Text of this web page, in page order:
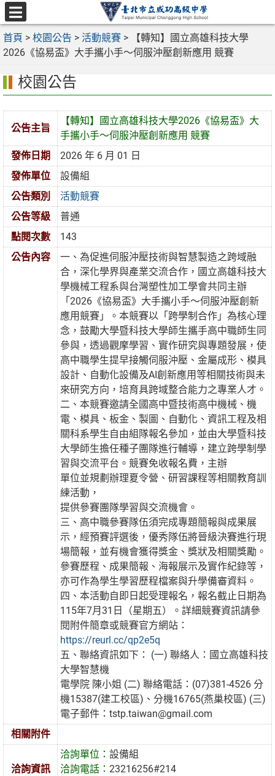
跳
至
主
要
區
選
單
首頁 > 校園公告 > 活動競賽 >
【轉知】國立高雄科技大學
2026《協易盃》大手攜小手～伺服沖壓創新應用 競賽
校園公告
公告主旨
【轉知】國立高雄科技大學2026《協易盃》大
手攜小手～伺服沖壓創新應用 競賽
發佈日期
2026 年 6 月 01 日
發佈單位
設備組
公告類別
活動競賽
公告等級
普通
點閱次數
143
公告內容
一、為促進伺服沖壓技術與智慧製造之跨域融
合，深化學界與產業交流合作，國立高雄科技大
學機械工程系與台灣塑性加工學會共同主辦
「2026《協易盃》大手攜小手～伺服沖壓創新
應用競賽」。本競賽以「跨學制合作」為核心理
念，鼓勵大學暨科技大學師生攜手高中職師生同
參與，透過觀摩學習、實作研究與專題發展，使
高中職學生提早接觸伺服沖壓、金屬成形、模具
設計、自動化設備及AI創新應用等相關技術與未
來研究方向，培育具跨域整合能力之專業人才。
二、本競賽邀請全國高中暨技術高中機械、機
電、模具、板金、製圖、自動化、資訊工程及相
關科系學生自由組隊報名參加，並由大學暨科技
大學師生擔任種子團隊進行輔導，建立跨學制學
習與交流平台。競賽免收報名費，主辦
單位並規劃辦理夏令營、研習課程等相關教育訓
練活動，
提供參賽團隊學習與交流機會。
三、高中職參賽隊伍須完成專題簡報與成果展
示，經預賽評選後，優秀隊伍將晉級決賽進行現
場簡報，並有機會獲得獎金、獎狀及相關獎勵。
參賽歷程、成果簡報、海報展示及實作紀錄等，
亦可作為學生學習歷程檔案與升學備審資料。
四、本活動自即日起受理報名，報名截止日期為
115年7月31日（星期五）。詳細競賽資訊請參
閱附件簡章或競賽官方網站：
https://reurl.cc/qp2e5q
五、聯絡資訊如下： (一) 聯絡人：國立高雄科技
大學智慧機
電學院 陳小姐 (二) 聯絡電話：(07)381-4526 分
機15387(建工校區)、分機16765(燕巢校區) (三)
電子郵件：tstp.taiwan@gmail.com
相關附件
洽詢資訊
洽詢單位：設備組
洽詢電話：23216256#214